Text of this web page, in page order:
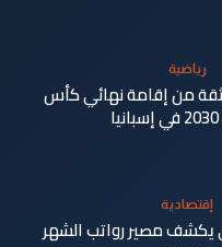
رياضية
من إقامة نهائي كأس
إقتصادية
مصير رواتب الشهر